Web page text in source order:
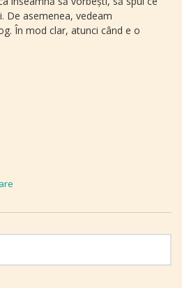
De asemenea, vedeam
În mod clar, atunci când e o